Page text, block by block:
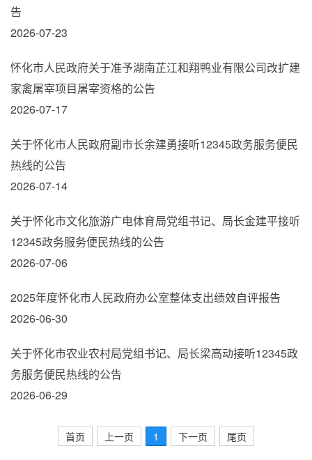
告
2026-07-23
怀化市人民政府关于准予湖南芷江和翔鸭业有限公司改扩建
家禽屠宰项目屠宰资格的公告
2026-07-17
关于怀化市人民政府副市长余建勇接听12345政务服务便民
热线的公告
2026-07-14
关于怀化市文化旅游广电体育局党组书记、局长金建平接听
12345政务服务便民热线的公告
2026-07-06
2025年度怀化市人民政府办公室整体支出绩效自评报告
2026-06-30
关于怀化市农业农村局党组书记、局长梁高动接听12345政
务服务便民热线的公告
2026-06-29
首页 上一页 1 下一页 尾页